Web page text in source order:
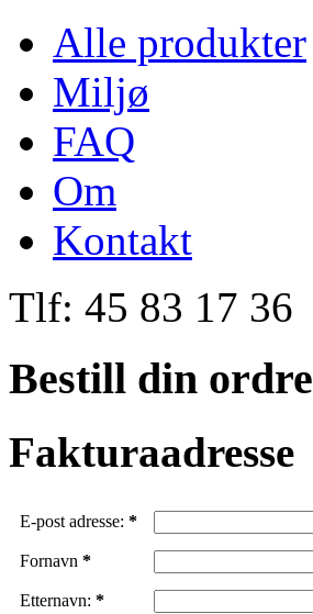
Alle produkter
Miljø
FAQ
Om
Kontakt
Tlf: 45 83 17 36
Bestill din ordre
Fakturaadresse
E-post adresse: *
Fornavn *
Etternavn: *